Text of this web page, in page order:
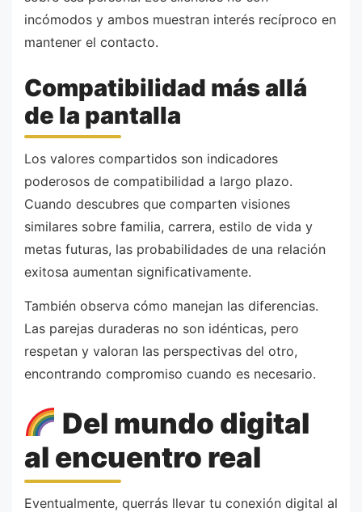
incómodos y ambos muestran interés recíproco en
mantener el contacto.
Compatibilidad más allá
de la pantalla
Los valores compartidos son indicadores
poderosos de compatibilidad a largo plazo.
Cuando descubres que comparten visiones
similares sobre familia, carrera, estilo de vida y
metas futuras, las probabilidades de una relación
exitosa aumentan significativamente.
También observa cómo manejan las diferencias.
Las parejas duraderas no son idénticas, pero
respetan y valoran las perspectivas del otro,
encontrando compromiso cuando es necesario.
Del mundo digital
al encuentro real
Eventualmente, querrás llevar tu conexión digital al